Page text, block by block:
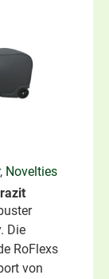
, Novelties
Die
RoFlexs
von